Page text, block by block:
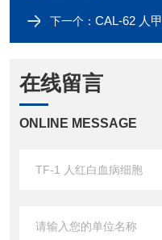
下一个： CAL-62 人
在线留言
ONLINE MESSAGE